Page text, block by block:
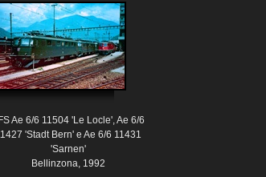
Ae 6/6 11504 'Le Locle', Ae 6/6
'Stadt Bern' e Ae 6/6 11431
'Sarnen'
Bellinzona, 1992